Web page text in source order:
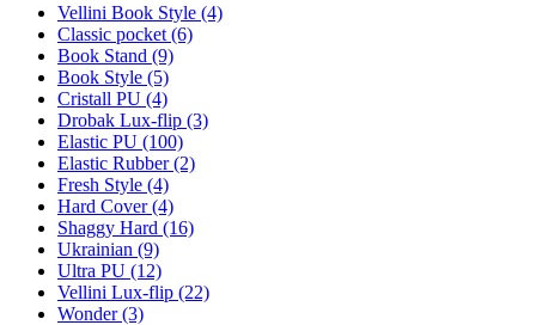
Vellini Book Style (4)
Classic pocket (6)
Book Stand (9)
Book Style (5)
Cristall PU (4)
Drobak Lux-flip (3)
Elastic PU (100)
Elastic Rubber (2)
Fresh Style (4)
Hard Cover (4)
Shaggy Hard (16)
Ukrainian (9)
Ultra PU (12)
Vellini Lux-flip (22)
Wonder (3)